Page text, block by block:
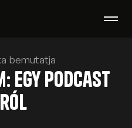
bemutatja
Egy podcast